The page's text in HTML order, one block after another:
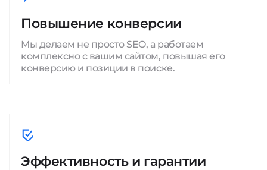
Повышение конверсии
Мы делаем не просто SEO, а работаем
комплексно с вашим сайтом, повышая его
конверсию и позиции в поиске.
Эффективность и гарантии